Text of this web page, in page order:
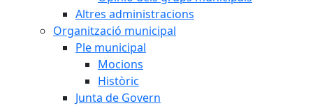
Altres administracions
Organització municipal
Ple municipal
Mocions
Històric
Junta de Govern